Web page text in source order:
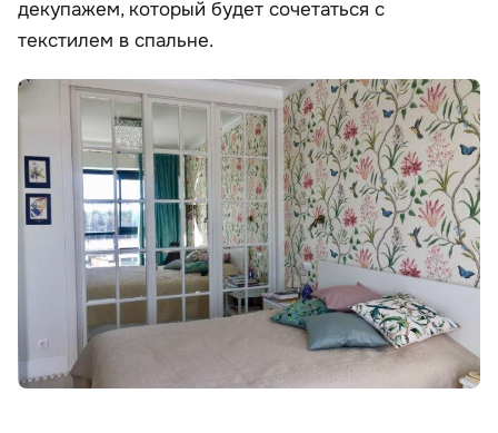
декупажем, который будет сочетаться с
текстилем в спальне.